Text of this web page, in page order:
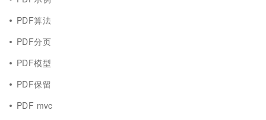
PDF算法
PDF分页
PDF模型
PDF保留
PDF mvc